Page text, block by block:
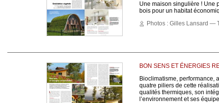
Une maison singulière ! Une
bois pour un habitat
Photos : Gilles Lansard —
BON SENS ET ÉNERGIES
Bioclimatisme, performance,
quatre piliers de cette
qualités thermiques, son
l’environnement et ses